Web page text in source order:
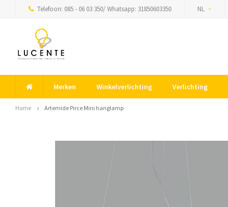
Telefoon: 085 - 06 03 350/ Whatsapp: 31850603350 NL
Merken Winkelverlichting Verlichting
Home Artemide Pirce Mini hanglamp